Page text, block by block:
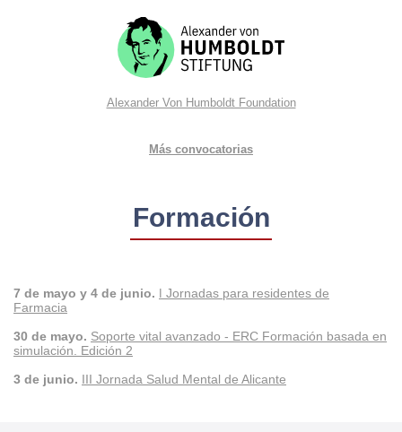
Alexander Von Humboldt Foundation
Más convocatorias
Formación
7 de mayo y 4 de junio.
Jornadas para residentes de
Farmacia
30 de mayo. Soporte vital avanzado - ERC Formación basada en
simulación. Edición 2
3 de junio. III Jornada Salud Mental de Alicante